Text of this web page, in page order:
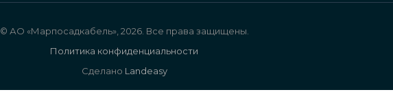
© АО «Марпосадкабель», 2026. Все права защищены.
Политика конфиденциальности
Сделано Landeasy